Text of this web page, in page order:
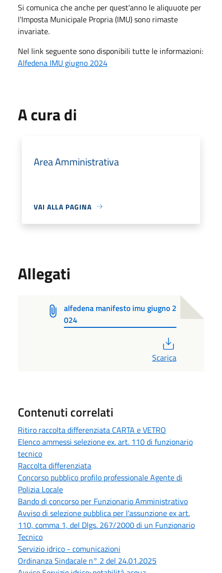
Si comunica che anche per quest'anno le aliquuote per
l'Imposta Municipale Propria (IMU) sono rimaste
invariate.
Nel link seguente sono disponibili tutte le informazioni:
Alfedena IMU giugno 2024
A cura di
Area Amministrativa
VAI ALLA PAGINA
Allegati
alfedena manifesto imu giugno 2
024
Scarica
Contenuti correlati
Ritiro raccolta differenziata CARTA e VETRO
Elenco ammessi selezione ex. art. 110 di funzionario
tecnico
Raccolta differenziata
Concorso pubblico profilo professionale Agente di
Polizia Locale
Bando di concorso per Funzionario Amministrativo
Avviso di selezione pubblica per l'assunzione ex art.
110, comma 1, del Dlgs. 267/2000 di un Funzionario
Tecnico
Servizio idrico - comunicazioni
Ordinanza Sindacale n° 2 del 24.01.2025